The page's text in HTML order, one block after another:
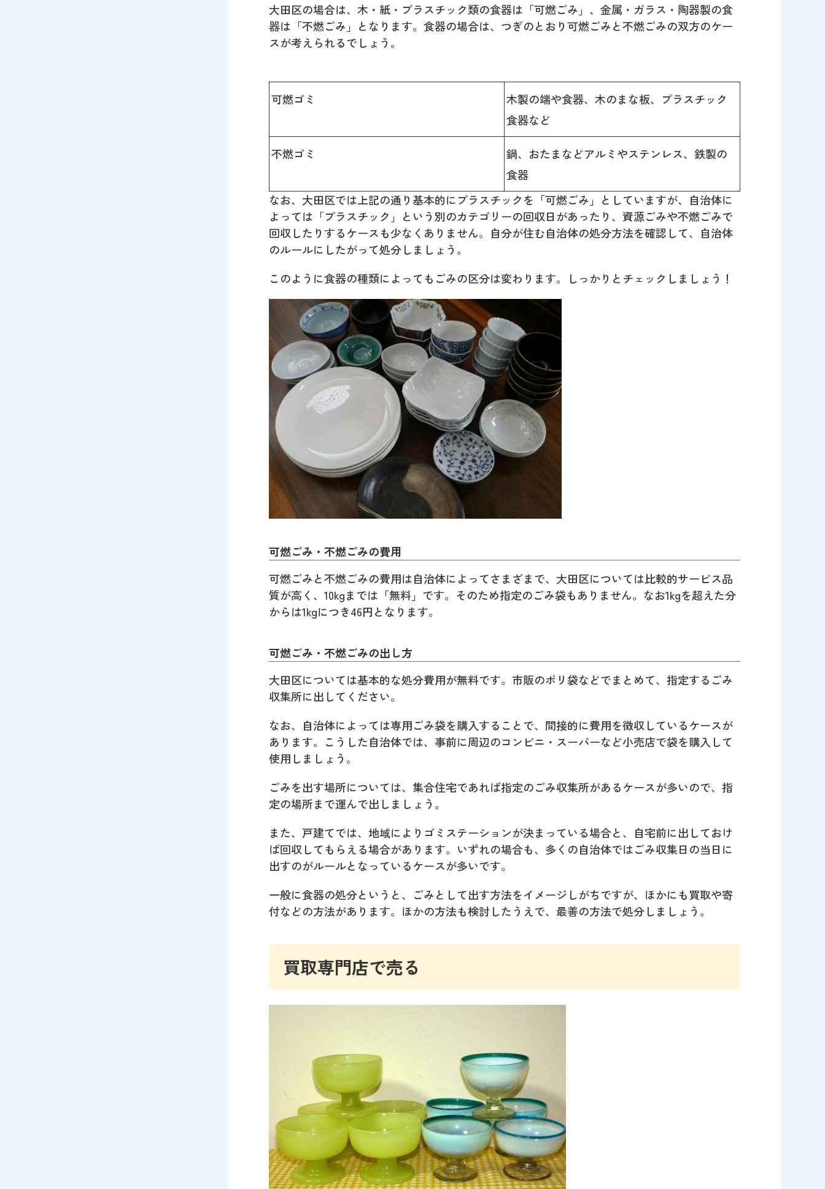
大田区の場合は、木・紙・プラスチック類の食器は「可燃ごみ」、金属・ガラス・陶器製の食
器は「不燃ごみ」となります。食器の場合は、つぎのとおり可燃ごみと不燃ごみの双方のケー
スが考えられるでしょう。
可燃ゴミ
木製の端や食器、木のまな板、プラスチック
食器など
不燃ゴミ
鍋、おたまなどアルミやステンレス、鉄製の
食器
なお、大田区では上記の通り基本的にプラスチックを「可燃ごみ」としていますが、自治体に
よっては「プラスチック」という別のカテゴリーの回収日があったり、資源ごみや不燃ごみで
回収したりするケースも少なくありません。自分が住む自治体の処分方法を確認して、自治体
のルールにしたがって処分しましょう。
このように食器の種類によってもごみの区分は変わります。しっかりとチェックしましょう！
可燃ごみ・不燃ごみの費用
可燃ごみと不燃ごみの費用は自治体によってさまざまで、大田区については比較的サービス品
質が高く、10kgまでは「無料」です。そのため指定のごみ袋もありません。なお1kgを超えた分
からは1kgにつき46円となります。
可燃ごみ・不燃ごみの出し方
大田区については基本的な処分費用が無料です。市販のポリ袋などでまとめて、指定するごみ
収集所に出してください。
なお、自治体によっては専用ごみ袋を購入することで、間接的に費用を徴収しているケースが
あります。こうした自治体では、事前に周辺のコンビニ・スーパーなど小売店で袋を購入して
使用しましょう。
ごみを出す場所については、集合住宅であれば指定のごみ収集所があるケースが多いので、指
定の場所まで運んで出しましょう。
また、戸建てでは、地域によりゴミステーションが決まっている場合と、自宅前に出しておけ
ば回収してもらえる場合があります。いずれの場合も、多くの自治体ではごみ収集日の当日に
出すのがルールとなっているケースが多いです。
一般に食器の処分というと、ごみとして出す方法をイメージしがちですが、ほかにも買取や寄
付などの方法があります。ほかの方法も検討したうえで、最善の方法で処分しましょう。
買取専門店で売る